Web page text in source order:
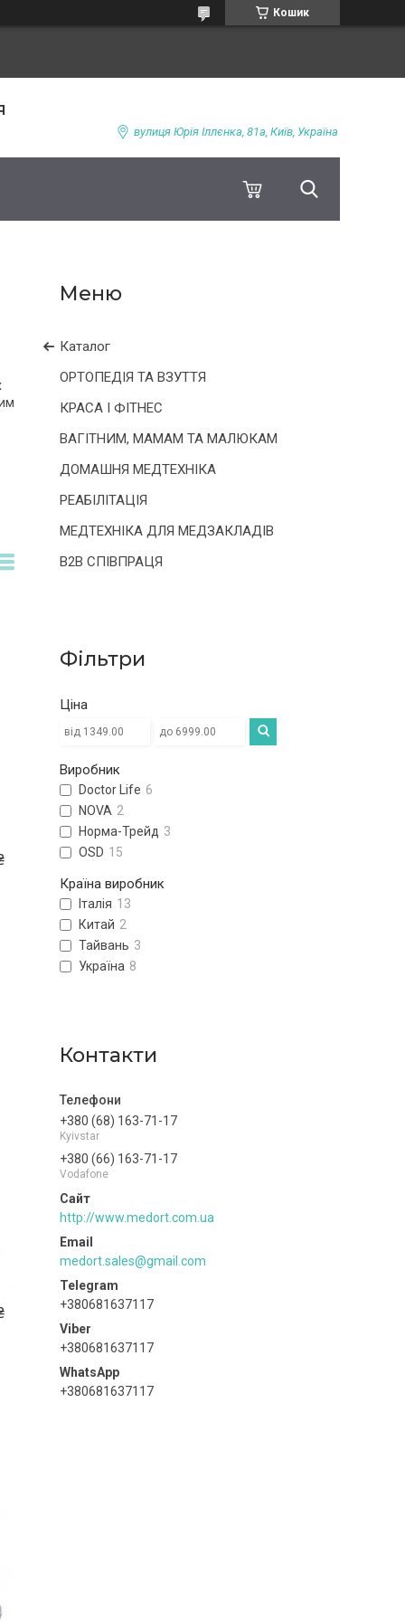
Кошик
вулиця Юрія Іллєнка, 81а, Київ, Україна
Каталог
ОРТОПЕДІЯ ТА ВЗУТТЯ
КРАСА І ФІТНЕС
ВАГІТНИМ, МАМАМ ТА МАЛЮКАМ
ДОМАШНЯ МЕДТЕХНІКА
РЕАБІЛІТАЦІЯ
МЕДТЕХНІКА ДЛЯ МЕДЗАКЛАДІВ
B2B СПІВПРАЦЯ
Фільтри
Ціна
Виробник
Doctor Life 6
NOVA 2
Норма-Трейд 3
ОSD 15
Країна виробник
Італія 13
Китай 2
Тайвань 3
Україна 8
Контакти
+380 (68) 163-71-17
Kyivstar
+380 (66) 163-71-17
Vodafone
http://www.medort.com.ua
medort.sales@gmail.com
+380681637117
+380681637117
+380681637117